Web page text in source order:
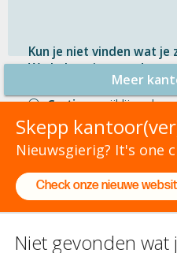
Kun je niet vinden wat je
We helpen je graag!
Gratisen vrijblijvend
Binnen 1 uurantwoord
Persoonlijke hulp
Neem contact op
Meer
Skepp
Nieuwsgierig? It's one
Check onze nieuwe
Niet gevonden wat